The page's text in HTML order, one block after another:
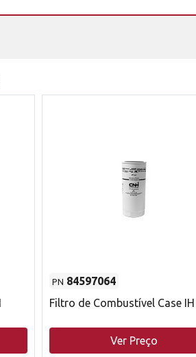
PN 84597064
Filtro de Combustível Case IH
Ver Preço